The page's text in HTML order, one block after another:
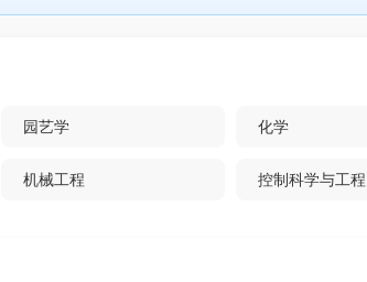
园艺学 化学
机械工程 控制科学与工程